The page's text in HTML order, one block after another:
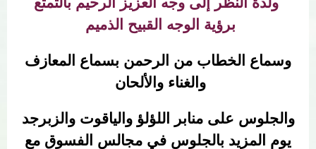
برؤية الوجه القبيح الذميم
وسماع الخطاب من الرحمن بسماع المعازف
والغناء والألحان
والجلوس على منابر اللؤلؤوالياقوت والزبرجد
يوم المزيد بالجلوس في مجالس الفسوق مع